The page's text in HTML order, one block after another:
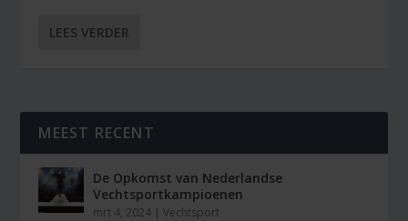
LEES VERDER
MEEST RECENT
De Opkomst van Nederlandse
Vechtsportkampioenen
mrt 4, 2024 |Vechtsport